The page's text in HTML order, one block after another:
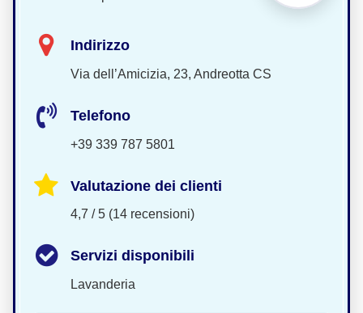
Indirizzo
Via dell’Amicizia, 23, Andreotta CS
Telefono
+39 339 787 5801
Valutazione dei clienti
4,7 / 5 (14 recensioni)
Servizi disponibili
Lavanderia